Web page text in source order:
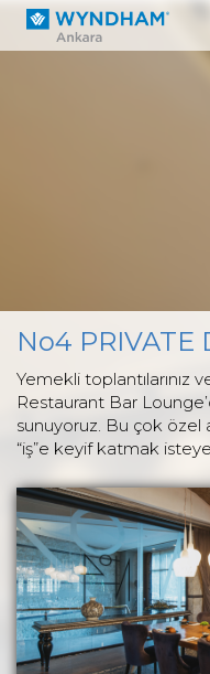
No4 PRIVATE
Yemekli toplantılarınız
Restaurant Bar
sunuyoruz. Bu çok özel
“iş”e keyif katmak